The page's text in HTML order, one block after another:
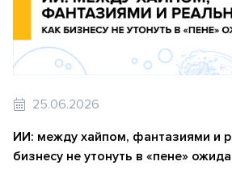
25.06.2026
ИИ: между хайпом, фантазиями и
бизнесу не утонуть в «пене»